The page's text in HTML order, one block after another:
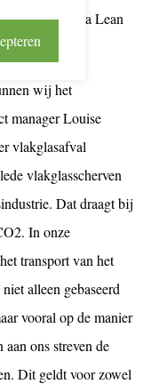
programma Lean
wij het
manager Louise
vlakglasafval
vlakglasscherven
Dat draagt bij
In onze
transport van het
alleen gebaseerd
vooral op de manier
ons streven de
Dit geldt voor zowel